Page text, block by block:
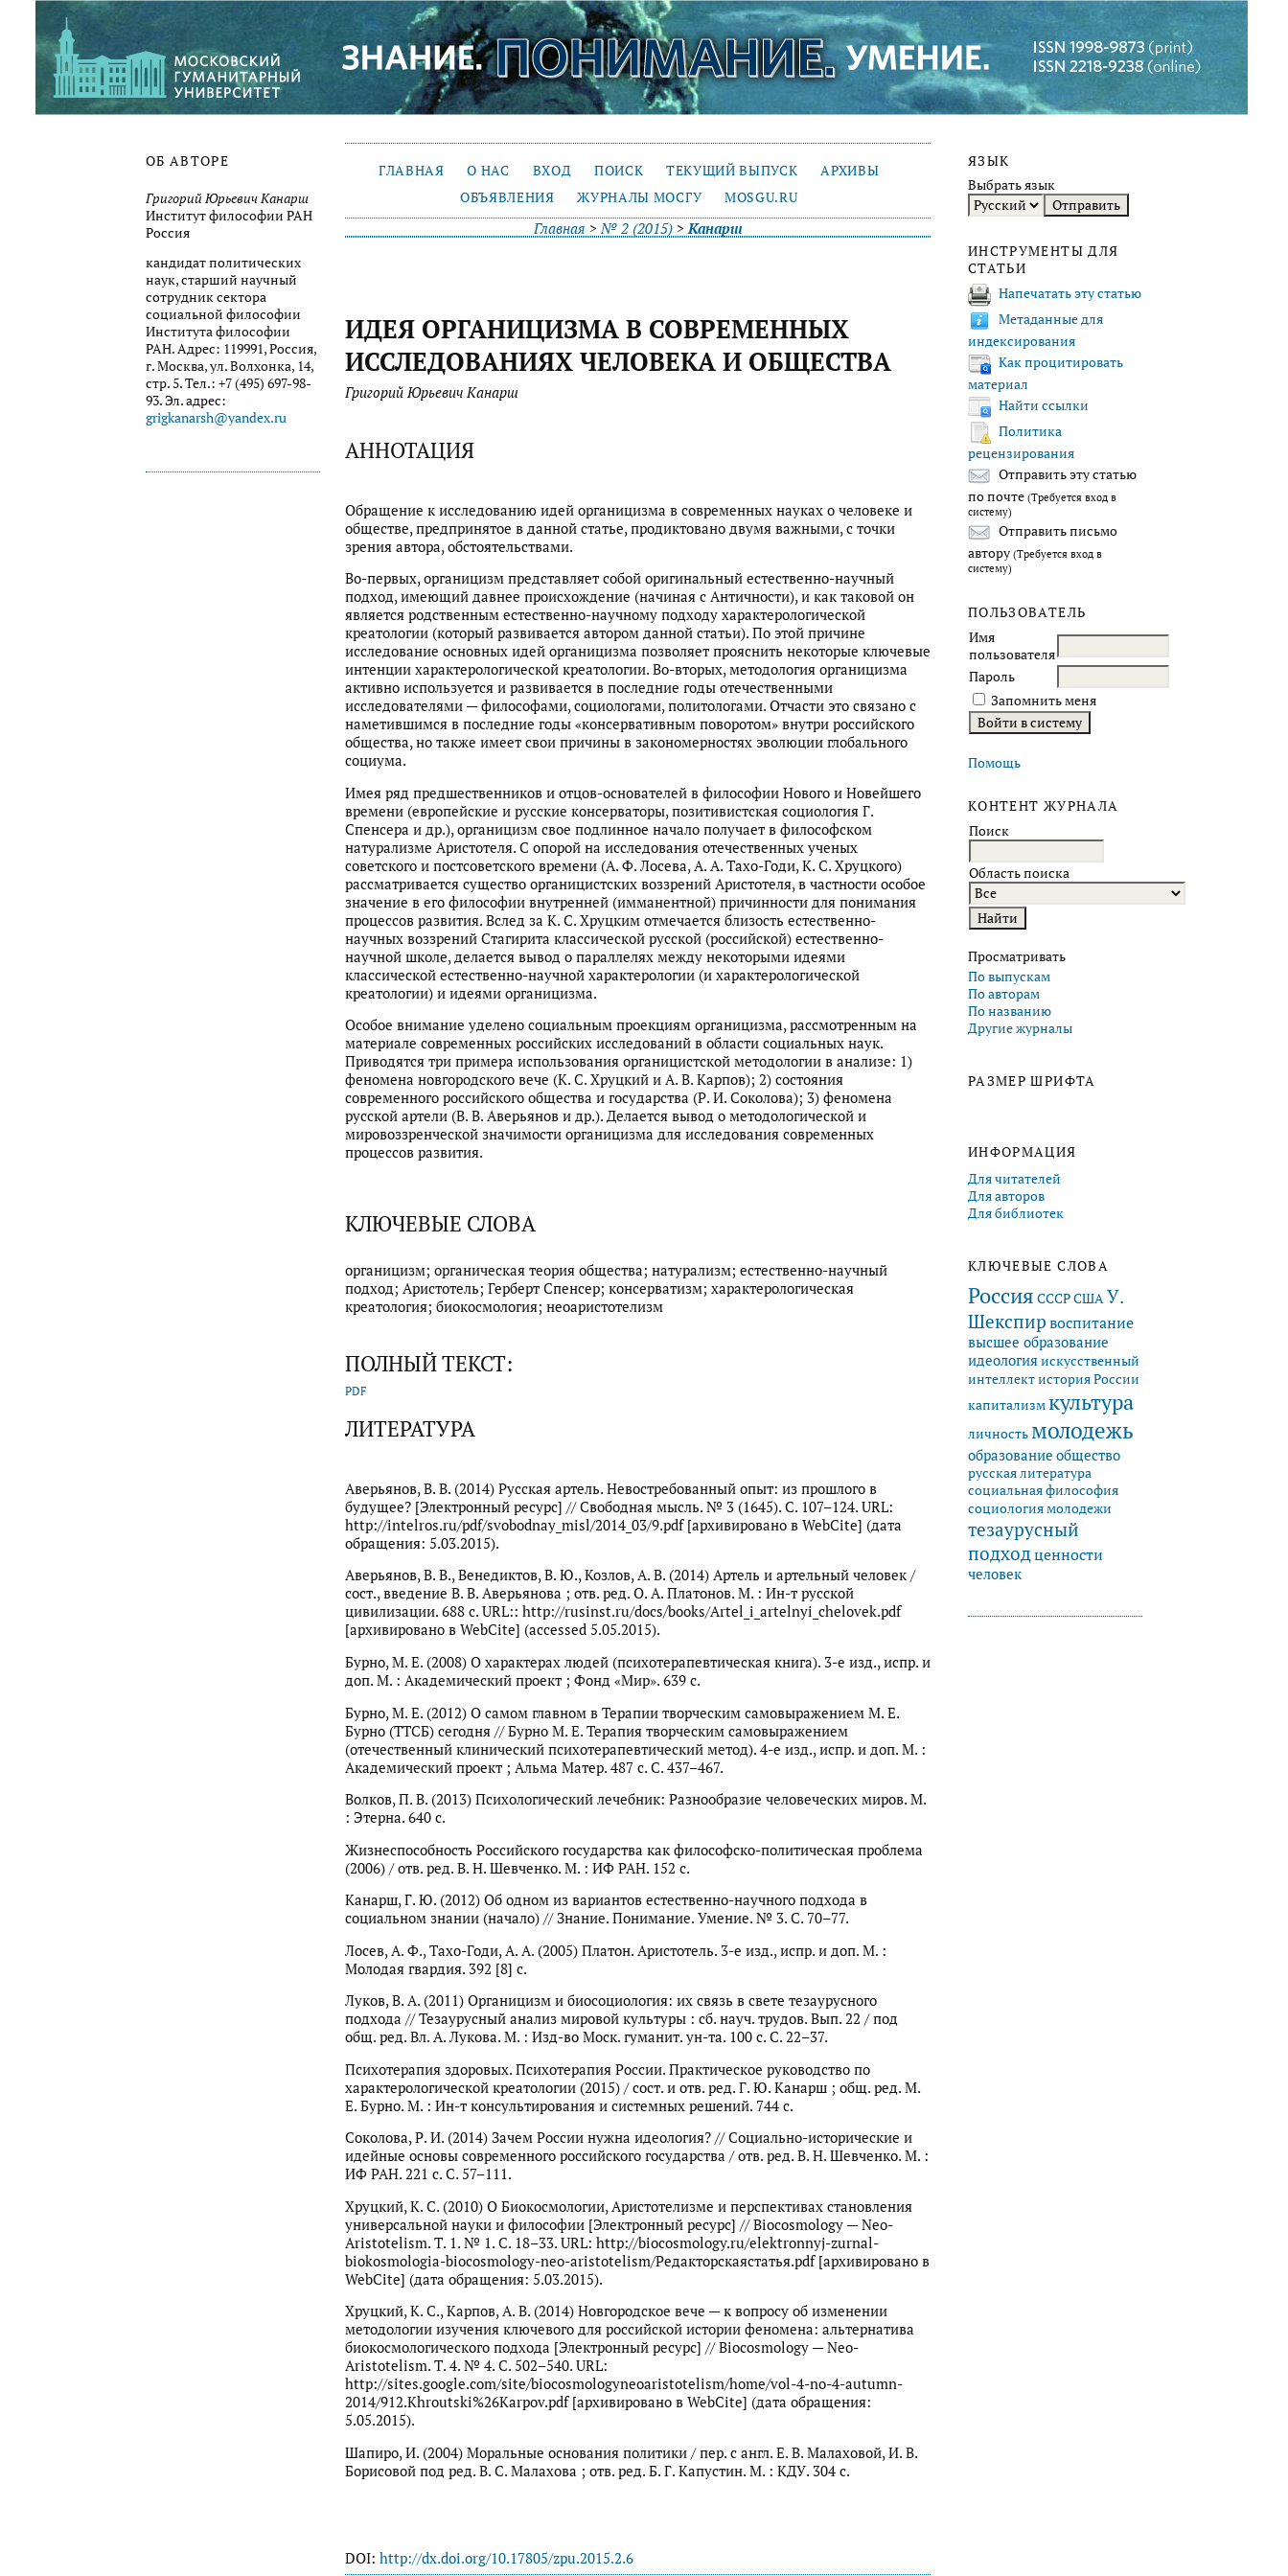
ОБ АВТОРЕ
Григорий Юрьевич Канарш
Институт философии РАН
Россия
кандидат политических
наук, старший научный
сотрудник сектора
социальной философии
Института философии
РАН. Адрес: 119991, Россия,
г. Москва, ул. Волхонка, 14,
стр. 5. Тел.: +7 (495) 697-98-
93. Эл. адрес:
grigkanarsh@yandex.ru
ЯЗЫК
Выбрать язык
ИНСТРУМЕНТЫ ДЛЯ
СТАТЬИ
Напечатать эту статью
Метаданные для
индексирования
Как процитировать
материал
Найти ссылки
Политика
рецензирования
Отправить эту статью
по почте (Требуется вход в
систему)
Отправить письмо
автору (Требуется вход в
систему)
ПОЛЬЗОВАТЕЛЬ
Имя
пользователя
Пароль
Запомнить меня
Помощь
КОНТЕНТ ЖУРНАЛА
Поиск
Область поиска
Просматривать
По выпускам
По авторам
По названию
Другие журналы
РАЗМЕР ШРИФТА
ИНФОРМАЦИЯ
Для читателей
Для авторов
Для библиотек
КЛЮЧЕВЫЕ СЛОВА
Россия СССРСШАУ.
Шекспир воспитание
высшее образование
идеологияискусственный
интеллектистория России
капитализм культура
личностьмолодежь
образование общество
русская литература
социальная философия
социология молодежи
тезаурусный
подходценности
человек
ГЛАВНАЯ О НАС ВХОД ПОИСК ТЕКУЩИЙ ВЫПУСК
АРХИВЫ
ОБЪЯВЛЕНИЯ
ЖУРНАЛЫ МОСГУ MOSGU.RU
Главная >№ 2 (2015)>Канарш
ИДЕЯ ОРГАНИЦИЗМА В СОВРЕМЕННЫХ
ИССЛЕДОВАНИЯХ ЧЕЛОВЕКА И ОБЩЕСТВА
Григорий Юрьевич Канарш
АННОТАЦИЯ
Обращение к исследованию идей органицизма в современных науках о человеке и
обществе, предпринятое в данной статье, продиктовано двумя важными, с точки
зрения автора, обстоятельствами.
Во-первых, органицизм представляет собой оригинальный естественно-научный
подход, имеющий давнее происхождение (начиная с Античности), и как таковой он
является родственным естественно-научному подходу характерологической
креатологии (который развивается автором данной статьи). По этой причине
исследование основных идей органицизма позволяет прояснить некоторые ключевые
интенции характерологической креатологии. Во-вторых, методология органицизма
активно используется и развивается в последние годы отечественными
исследователями — философами, социологами, политологами. Отчасти это связано с
наметившимся в последние годы «консервативным поворотом» внутри российского
общества, но также имеет свои причины в закономерностях эволюции глобального
социума.
Имея ряд предшественников и отцов-основателей в философии Нового и Новейшего
времени (европейские и русские консерваторы, позитивистская социология Г.
Спенсера и др.), органицизм свое подлинное начало получает в философском
натурализме Аристотеля. С опорой на исследования отечественных ученых
советского и постсоветского времени (А. Ф. Лосева, А. А. Тахо-Годи, К. С. Хруцкого)
рассматривается существо органицистских воззрений Аристотеля, в частности особое
значение в его философии внутренней (имманентной) причинности для понимания
процессов развития. Вслед за К. С. Хруцким отмечается близость естественно-
научных воззрений Стагирита классической русской (российской) естественно-
научной школе, делается вывод о параллелях между некоторыми идеями
классической естественно-научной характерологии (и характерологической
креатологии) и идеями органицизма.
Особое внимание уделено социальным проекциям органицизма, рассмотренным на
материале современных российских исследований в области социальных наук.
Приводятся три примера использования органицистской методологии в анализе: 1)
феномена новгородского вече (К. С. Хруцкий и А. В. Карпов); 2) состояния
современного российского общества и государства (Р. И. Соколова); 3) феномена
русской артели (В. В. Аверьянов и др.). Делается вывод о методологической и
мировоззренческой значимости органицизма для исследования современных
процессов развития.
КЛЮЧЕВЫЕ СЛОВА
органицизм; органическая теория общества; натурализм; естественно-научный
подход; Аристотель; Герберт Спенсер; консерватизм; характерологическая
креатология; биокосмология; неоаристотелизм
ПОЛНЫЙ ТЕКСТ:
PDF
ЛИТЕРАТУРА
Аверьянов, В. В. (2014) Русская артель. Невостребованный опыт: из прошлого в
будущее? [Электронный ресурс] // Свободная мысль. № 3 (1645). С. 107–124. URL:
http://intelros.ru/pdf/svobodnay_misl/2014_03/9.pdf [архивировано в WebCite] (дата
обращения: 5.03.2015).
Аверьянов, В. В., Венедиктов, В. Ю., Козлов, А. В. (2014) Артель и артельный человек /
сост., введение В. В. Аверьянова ; отв. ред. О. А. Платонов. М. : Ин-т русской
цивилизации. 688 с. URL:: http://rusinst.ru/docs/books/Artel_i_artelnyi_chelovek.pdf
[архивировано в WebCite] (accessed 5.05.2015).
Бурно, М. Е. (2008) О характерах людей (психотерапевтическая книга). 3-е изд., испр. и
доп. М. : Академический проект ; Фонд «Мир». 639 с.
Бурно, М. Е. (2012) О самом главном в Терапии творческим самовыражением М. Е.
Бурно (ТТСБ) сегодня // Бурно М. Е. Терапия творческим самовыражением
(отечественный клинический психотерапевтический метод). 4-е изд., испр. и доп. М. :
Академический проект ; Альма Матер. 487 с. С. 437–467.
Волков, П. В. (2013) Психологический лечебник: Разнообразие человеческих миров. М.
: Этерна. 640 с.
Жизнеспособность Российского государства как философско-политическая проблема
(2006) / отв. ред. В. Н. Шевченко. М. : ИФ РАН. 152 с.
Канарш, Г. Ю. (2012) Об одном из вариантов естественно-научного подхода в
социальном знании (начало) // Знание. Понимание. Умение. № 3. С. 70–77.
Лосев, А. Ф., Тахо-Годи, А. А. (2005) Платон. Аристотель. 3-е изд., испр. и доп. М. :
Молодая гвардия. 392 [8] с.
Луков, В. А. (2011) Органицизм и биосоциология: их связь в свете тезаурусного
подхода // Тезаурусный анализ мировой культуры : сб. науч. трудов. Вып. 22 / под
общ. ред. Вл. А. Лукова. М. : Изд-во Моск. гуманит. ун-та. 100 с. С. 22–37.
Психотерапия здоровых. Психотерапия России. Практическое руководство по
характерологической креатологии (2015) / сост. и отв. ред. Г. Ю. Канарш ; общ. ред. М.
Е. Бурно. М. : Ин-т консультирования и системных решений. 744 с.
Соколова, Р. И. (2014) Зачем России нужна идеология? // Социально-исторические и
идейные основы современного российского государства / отв. ред. В. Н. Шевченко. М. :
ИФ РАН. 221 с. С. 57–111.
Хруцкий, К. С. (2010) О Биокосмологии, Аристотелизме и перспективах становления
универсальной науки и философии [Электронный ресурс] // Biocosmology — Neo-
Aristotelism. Т. 1. № 1. С. 18–33. URL: http://biocosmology.ru/elektronnyj-zurnal-
biokosmologia-biocosmology-neo-aristotelism/Редакторскаястатья.pdf [архивировано в
WebCite] (дата обращения: 5.03.2015).
Хруцкий, К. С., Карпов, А. В. (2014) Новгородское вече — к вопросу об изменении
методологии изучения ключевого для российской истории феномена: альтернатива
биокосмологического подхода [Электронный ресурс] // Biocosmology — Neo-
Aristotelism. Т. 4. № 4. С. 502–540. URL:
http://sites.google.com/site/biocosmologyneoaristotelism/home/vol-4-no-4-autumn-
2014/912.Khroutski%26Karpov.pdf [архивировано в WebCite] (дата обращения:
5.05.2015).
Шапиро, И. (2004) Моральные основания политики / пер. с англ. Е. В. Малаховой, И. В.
Борисовой под ред. В. С. Малахова ; отв. ред. Б. Г. Капустин. М. : КДУ. 304 с.
DOI: http://dx.doi.org/10.17805/zpu.2015.2.6